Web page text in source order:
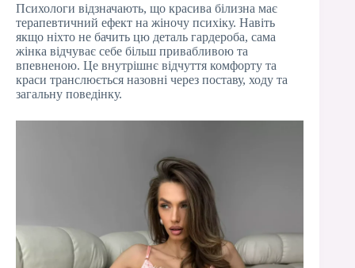
Психологи відзначають, що красива білизна має
терапевтичний ефект на жіночу психіку. Навіть
якщо ніхто не бачить цю деталь гардероба, сама
жінка відчуває себе більш привабливою та
впевненою. Це внутрішнє відчуття комфорту та
краси транслюється назовні через поставу, ходу та
загальну поведінку.